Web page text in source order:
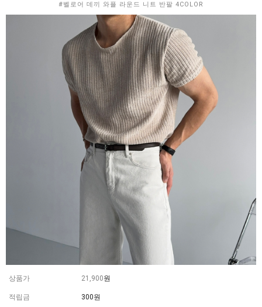
#벨로어 데끼 와플 라운드 니트 반팔 4COLOR
상품가 21,900원
적립금 300원